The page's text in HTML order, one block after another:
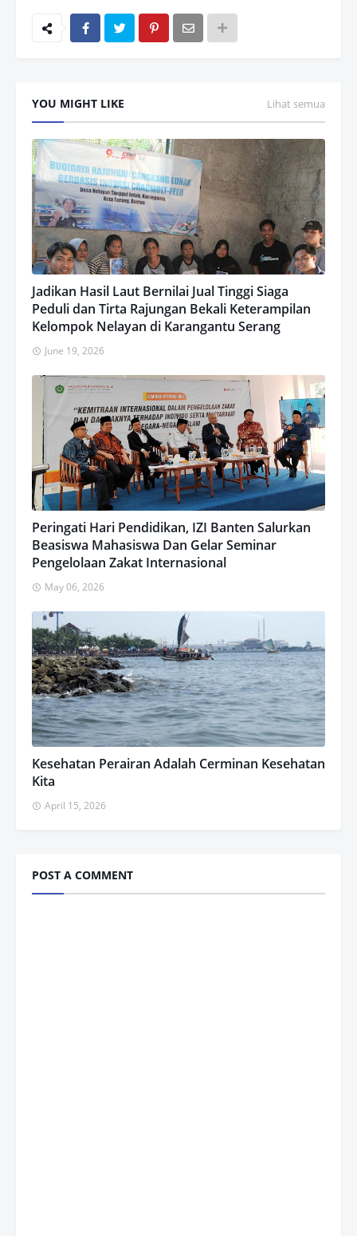
YOU MIGHT LIKE Lihat semua
Jadikan Hasil Laut Bernilai Jual Tinggi Siaga
Peduli dan Tirta Rajungan Bekali Keterampilan
Kelompok Nelayan di Karangantu Serang
June 19, 2026
Peringati Hari Pendidikan, IZI Banten Salurkan
Beasiswa Mahasiswa Dan Gelar Seminar
Pengelolaan Zakat Internasional
May 06, 2026
Kesehatan Perairan Adalah Cerminan Kesehatan
Kita
April 15, 2026
POST A COMMENT